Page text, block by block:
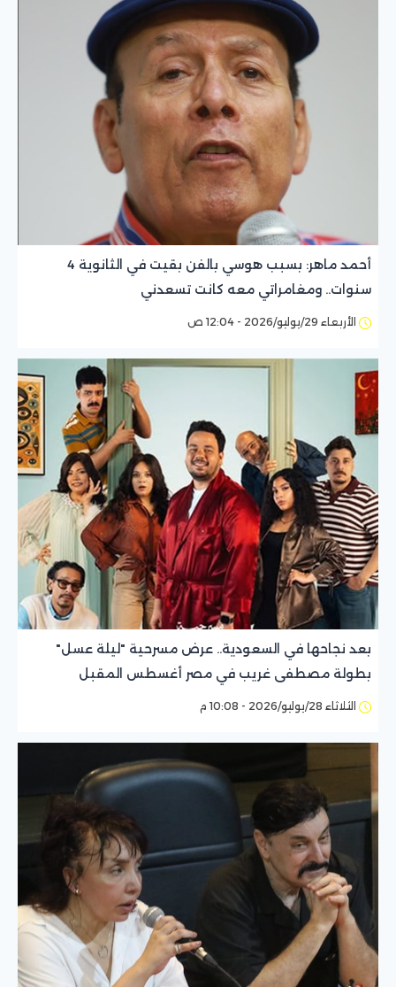
أحمد ماهر: بسبب هوسي بالفن بقيت في الثانوية 4
سنوات.. ومغامراتي معه كانت تسعدني
الأربعاء 29/يوليو/2026 - 12:04 ص
بعد نجاحها في السعودية.. عرض مسرحية "ليلة عسل"
بطولة مصطفى غريب في مصر أغسطس المقبل
الثلاثاء 28/يوليو/2026 - 10:08 م